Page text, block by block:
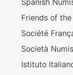
Spanish
Friends of
Société
Società
Istituto